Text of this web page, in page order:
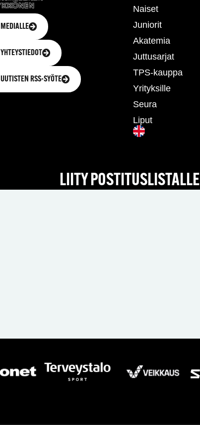
MEDIALLE
YHTEYSTIEDOT
UUTISTEN RSS-SYÖTE
Naiset
Juniorit
Akatemia
Juttusarjat
TPS-kauppa
Yrityksille
Seura
Liput
LIITY POSTITUSLISTALLE